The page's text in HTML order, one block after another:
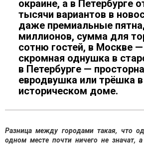
окраине, а в Петербурге
тысячи вариантов в
даже премиальные
миллионов, сумма для
сотню гостей, в Москве —
скромная однушка в
в Петербурге —
евродвушка или трёшка в
историческом доме.
Разница между городами такая, что
одном месте почти ничего не значат,